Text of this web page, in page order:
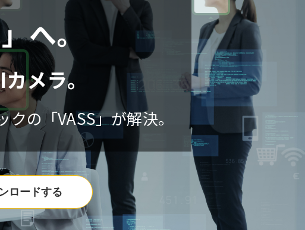
へ。
メラ。
の「VASS」が解決。
ロードする